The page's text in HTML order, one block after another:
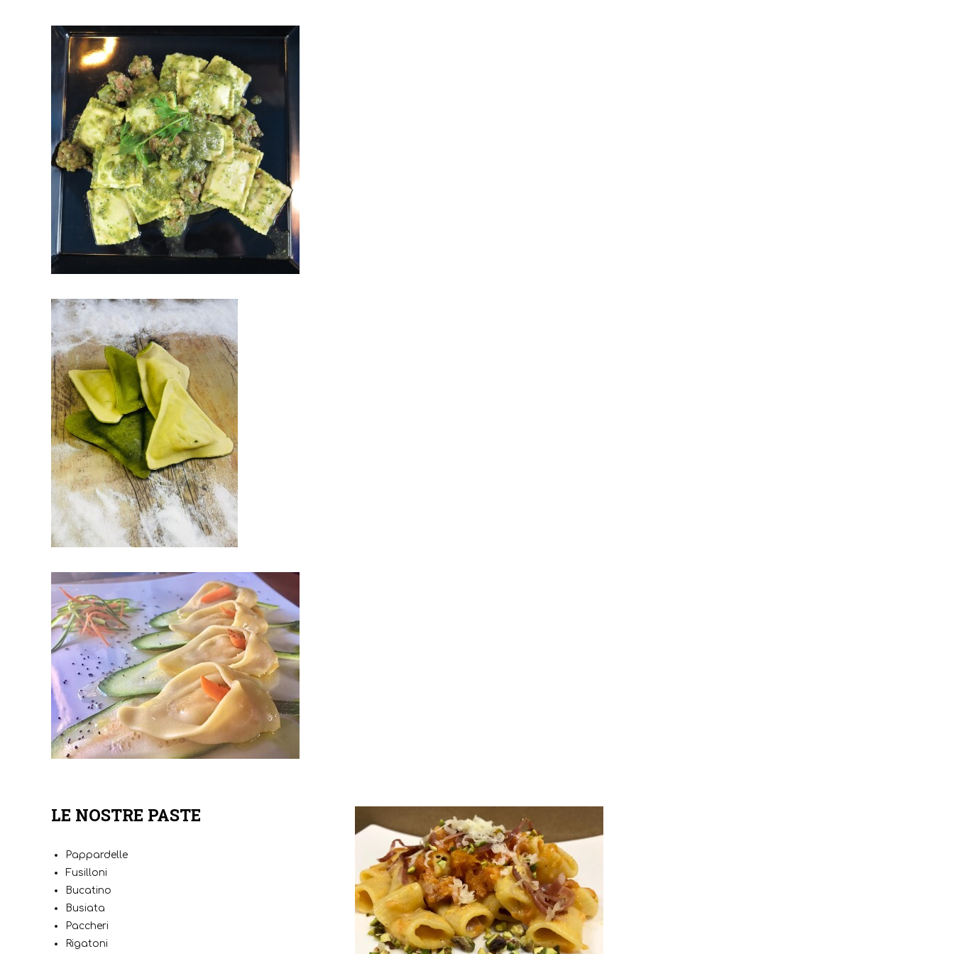
LE NOSTRE PASTE
Pappardelle
Fusilloni
Bucatino
Busiata
Paccheri
Rigatoni